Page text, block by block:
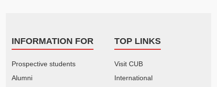
INFORMATION FOR
Prospective students
Alumni
TOP LINKS
Visit CUB
International